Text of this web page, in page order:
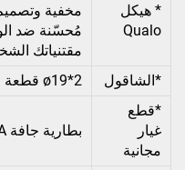
* هيكل
Qualo
مخفية
مُحسّنة ضد
مقتنياتك
*الشاقول
ø19*2 قطعة
*قطع
غيار
مجانية
بطارية جافة AA بجهد 1.5 فولت